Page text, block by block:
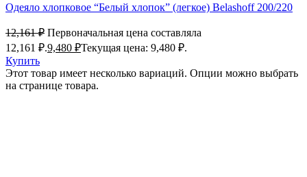
Одеяло хлопковое “Белый хлопок” (легкое) Belashoff 200/220
12,161₽ Первоначальная цена составляла
12,161 ₽.9,480 ₽Текущая цена: 9,480 ₽.
Купить
Этот товар имеет несколько вариаций. Опции можно выбрать
на странице товара.